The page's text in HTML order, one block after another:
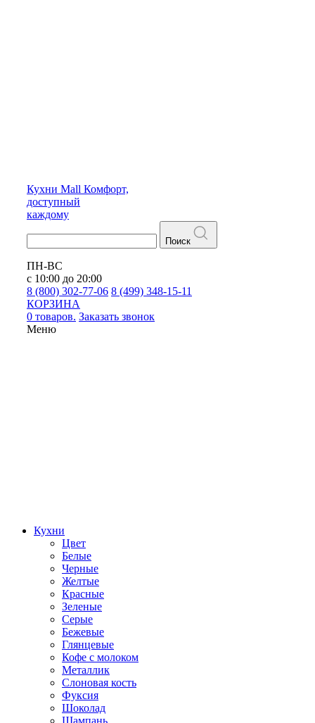
Кухни Mall Комфорт,
доступный
каждому
Поиск
ПН-ВС
с 10:00 до 20:00
8 (800) 302-77-06 8 (499) 348-15-11
КОРЗИНА
0 товаров. Заказать звонок
Меню
Кухни
Цвет
Белые
Черные
Желтые
Красные
Зеленые
Серые
Бежевые
Глянцевые
Кофе с молоком
Металлик
Слоновая кость
Фуксия
Шоколад
Шампань